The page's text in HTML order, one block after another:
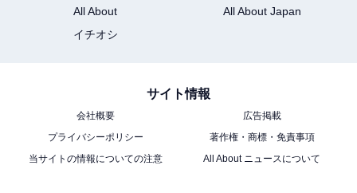
ハイセンス ドラム式 洗濯乾燥機 洗濯10kg 乾燥6kg 洗剤
菌コース スリム HWF-KD100SL-W ホワイト
Amazonで見る
All About
All About Japan
イチオシ
サイト情報
会社概要
広告掲載
プライバシーポリシー
著作権・商標・免責事項
当サイトの情報についての注意
All About ニュースについて